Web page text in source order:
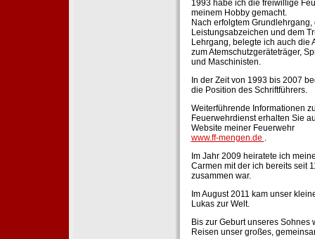
1993 habe ich die freiwillige
meinem Hobby gemacht.
Nach erfolgtem Grundlehrgang,
Leistungsabzeichen und dem
Lehrgang, belegte ich auch die
zum Atemschutzgeräteträger,
und Maschinisten.
In der Zeit von 1993 bis 2007
die Position des Schriftführers.
Weiterführende Informationen
Feuerwehrdienst erhalten Sie
Website meiner Feuerwehr
www.ff-mengen.de .
Im Jahr 2009 heiratete ich
Carmen mit der ich bereits seit
zusammen war.
Im August 2011 kam unser
Lukas zur Welt.
Bis zur Geburt unseres Sohnes
Reisen unser großes,